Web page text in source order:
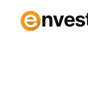
Inhalt
springen